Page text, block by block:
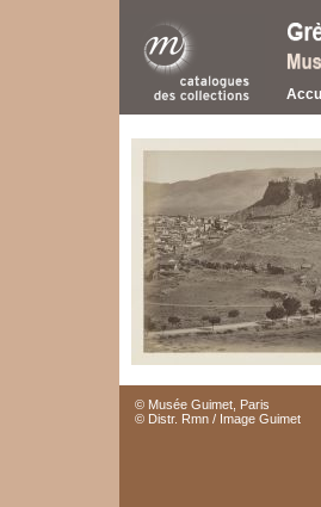
© Musée Guimet, Paris
© Distr. Rmn / Image Guimet